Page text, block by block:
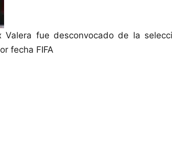
Valera fue desconvocado de la
fecha FIFA